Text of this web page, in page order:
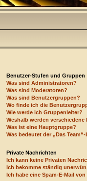
Benutzer-Stufen und Gruppen
Was sind Administratoren?
Was sind Moderatoren?
Was sind Benutzergruppen?
Wo finde ich die
Wie werde ich Gruppenleiter?
Weshalb werden
Was ist eine Hauptgruppe?
Was bedeutet der „Das
Private Nachrichten
Ich kann keine Privaten
Ich bekomme ständig
Ich habe eine Spam-E-Mail